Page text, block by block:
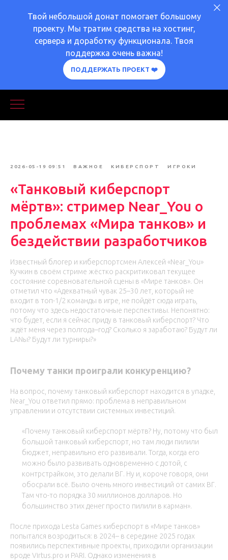
Твой небольшой донат помогает большому
проекту. Мы тратим средства на хостинг,
сервера и доработку функционала. Твоя
поддержка очень важна!
ПОДДЕРЖАТЬ ПРОЕКТ ❤️
2026-05-19 09:51 ВАЖНОЕ КИБЕРСПОРТ ИГРОКИ
«Танковый киберспорт
мёртв»: стример Near_You о
проблемах «Мира танков» и
бездействии разработчиков
Известный блогер и киберспортсмен Алексей «Near_You»
Кучкин в своём стриме жёстко раскритиковал текущее
состояние соревновательной сцены в «Мире танков». Он
отметил что «Адекватный чувак 25–30 лет, который не
входит в топ-1/2 команды в игре, не пойдёт сюда играть,
потому что здесь недостаточные перспективы. Непонятно:
что будет, если я сейчас приду в танковый киберспорт? Что
ждёт меня через полгода–год? Сколько я заработаю? Будут ли
LANы? Будут ли турниры?»
Почему танки проиграли конкуренцию?
На вопрос, почему танковый киберспорт находится в упадке,
Near_You ответил прямо: проблема в неправильном
управлении и отсутствии системных инвестиций.
«Почему танковый киберспорт мёртв? Ну, потому что был
большой танковый киберспорт, но там люди пилили
бюджет, неправильно его развивали. Тогда, когда его
можно было развивать одновременно с дотой, с
контрстрайком, это делали ВГ. Ну и, короче говоря, они
обосрали всё. Было очень много инвестиций от самих ВГ.
Там что-то порядка 30 миллионов долларов. Но
большинство этих денег просто пилили в карман».
После прихода Lesta Games киберспорт в «Мире танков»
попытался возродиться: в 2024– в середине 2025 годах
появились перспективные проекты, приходили организации
вроде Virtus.pro и PARI. Однако изменения в